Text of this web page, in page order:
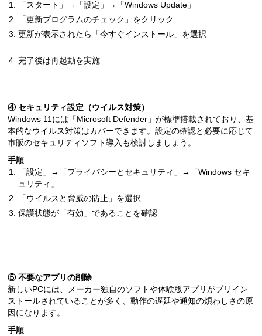
「スタート」→「設定」→「Windows Update」
「更新プログラムのチェック」をクリック
更新が表示されたら「今すぐインストール」を選択
完了後は再起動を実施
④ セキュリティ設定（ウイルス対策）
Windows 11には「Microsoft Defender」が標準搭載されており、基
本的なウイルス対策はカバーできます。設定の確認と必要に応じて
市販のセキュリティソフト導入も検討しましょう。
手順
「設定」→「プライバシーとセキュリティ」→「Windows セキ
ュリティ」
「ウイルスと脅威の防止」を選択
保護状態が「有効」であることを確認
⑤ 不要なアプリの削除
新しいPCには、メーカー独自のソフトや体験版アプリがプリイン
ストールされていることが多く、動作の遅延や通知の煩わしさの原
因になります。
手順